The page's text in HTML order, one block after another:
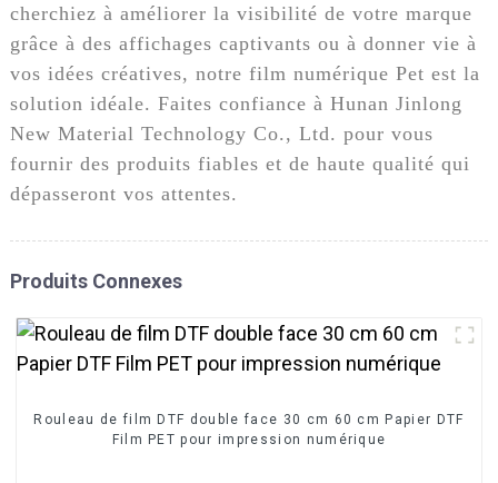
cherchiez à améliorer la visibilité de votre marque
grâce à des affichages captivants ou à donner vie à
vos idées créatives, notre film numérique Pet est la
solution idéale. Faites confiance à Hunan Jinlong
New Material Technology Co., Ltd. pour vous
fournir des produits fiables et de haute qualité qui
dépasseront vos attentes.
Produits Connexes
Rouleau de film DTF double face 30 cm 60 cm Papier DTF
Film PET pour impression numérique